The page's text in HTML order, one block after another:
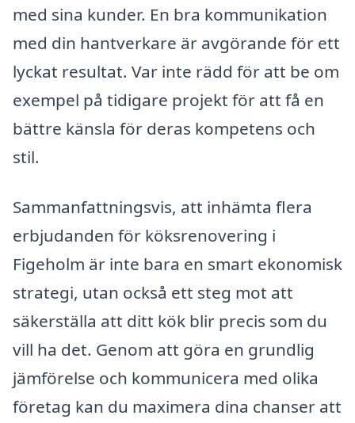
med sina kunder. En bra kommunikation
med din hantverkare är avgörande för ett
lyckat resultat. Var inte rädd för att be om
exempel på tidigare projekt för att få en
bättre känsla för deras kompetens och
stil.
Sammanfattningsvis, att inhämta flera
erbjudanden för köksrenovering i
Figeholm är inte bara en smart ekonomisk
strategi, utan också ett steg mot att
säkerställa att ditt kök blir precis som du
vill ha det. Genom att göra en grundlig
jämförelse och kommunicera med olika
företag kan du maximera dina chanser att